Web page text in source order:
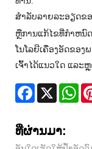
ສໍາລັບລາຍລະອຽດຂ
ຫຼືການແກ້ໄຂທີ່ກໍາຫນົດ
ໂນໂລຍີເຄື່ອງອັດຂອງ
ເຈົ້າໄດ້ແນວໃດ ແລະ
Facebook
X
ທີ່ຜ່ານມາ: